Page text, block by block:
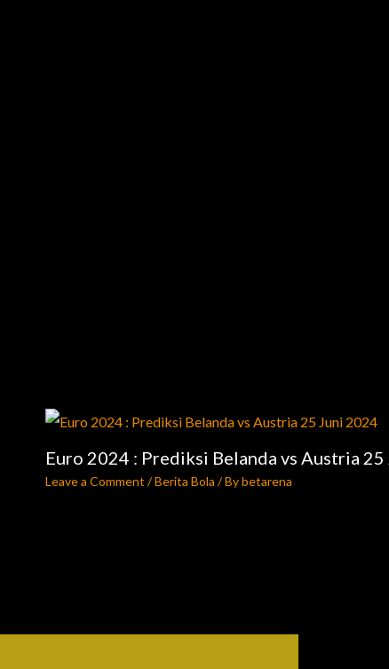
Euro 2024 : Prediksi Belanda vs Austria
Leave a Comment /Berita Bola / Bybetarena